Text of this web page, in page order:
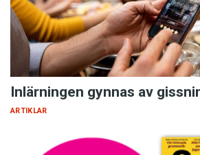
Inlärningen gynnas av
ARTIKLAR